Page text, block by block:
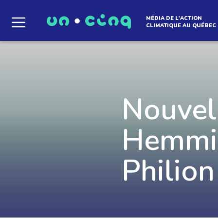
Le média qui
Que des solutions concrètes et inspirantes.
notre infolettre pour découvrir des initiatives
qui créent le mouvement.
MÉDIA DE L'ACTION
CLIMATIQUE AU QUÉBEC
Philion